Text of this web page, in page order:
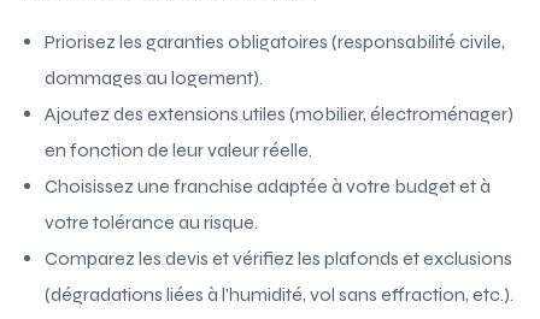
Priorisez les garanties obligatoires (responsabilité civile,
dommages au logement).
Ajoutez des extensions utiles (mobilier, électroménager)
en fonction de leur valeur réelle.
Choisissez une franchise adaptée à votre budget et à
votre tolérance au risque.
Comparez les devis et vérifiez les plafonds et exclusions
(dégradations liées à l’humidité, vol sans effraction, etc.).